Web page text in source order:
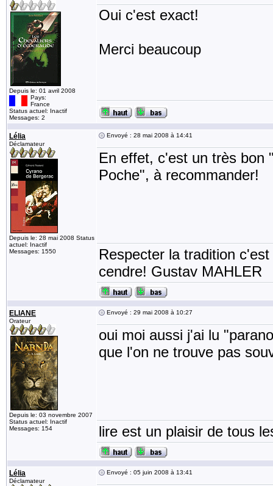
Depuis le: 01 avril 2008
Pays:
France
Status actuel: Inactif
Messages: 2
Oui c'est exact!
Merci beaucoup
Lélia
Déclamateur
Depuis le: 28 mai 2008 Status
actuel: Inactif
Messages: 1550
Envoyé : 28 mai 2008 à 14:41
En effet, c'est un très bon
Poche", à recommander!
Respecter la tradition
cendre! Gustav MAHLER
ELIANE
Orateur
Depuis le: 03 novembre 2007
Status actuel: Inactif
Messages: 154
Envoyé : 29 mai 2008 à 10:27
oui moi aussi j'ai lu
que l'on ne trouve pas
lire est un plaisir de tous
Lélia
Déclamateur
Envoyé : 05 juin 2008 à 13:41